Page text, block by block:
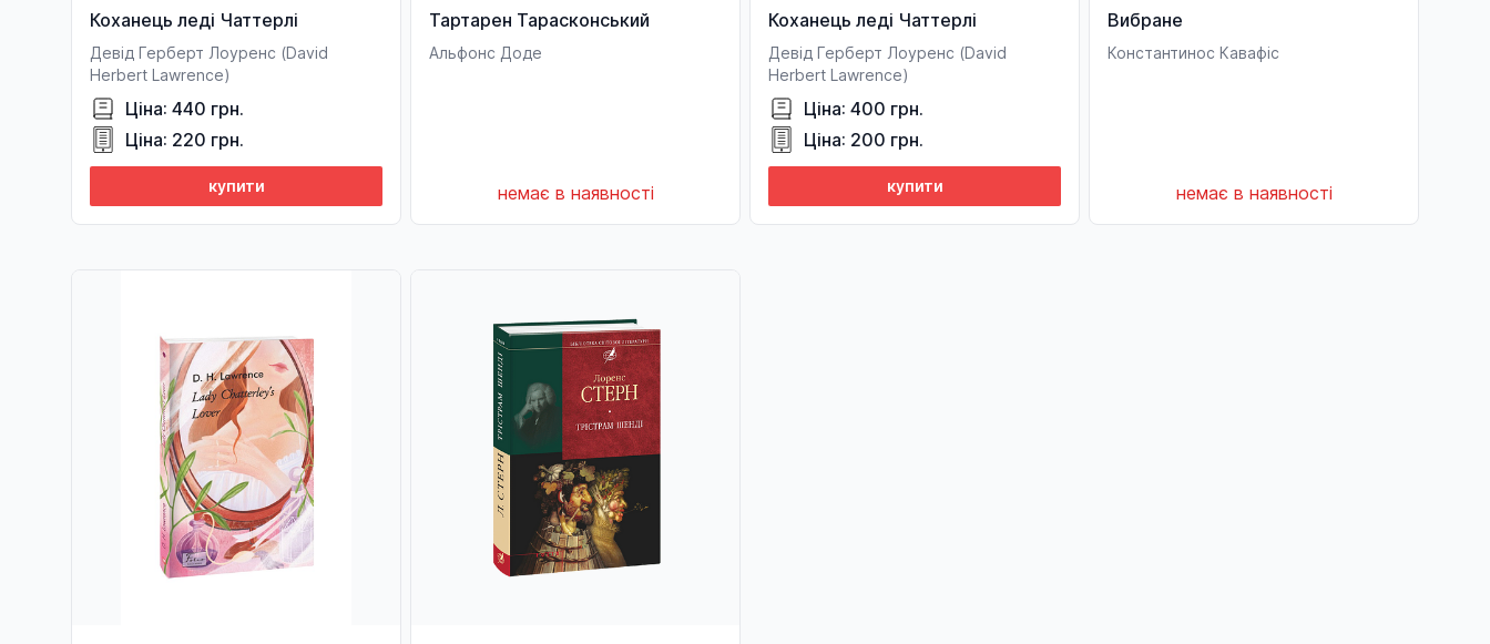
Коханець леді Чаттерлі
Девід Герберт Лоуренс (David
Herbert Lawrence)
Ціна: 440 грн.
Ціна: 220 грн.
купити
Тартарен Тарасконський
Альфонс Доде
немає в наявності
Коханець леді Чаттерлі
Девід Герберт Лоуренс (David
Herbert Lawrence)
Ціна: 400 грн.
Ціна: 200 грн.
купити
Вибране
Константинос Кавафіс
немає в наявності